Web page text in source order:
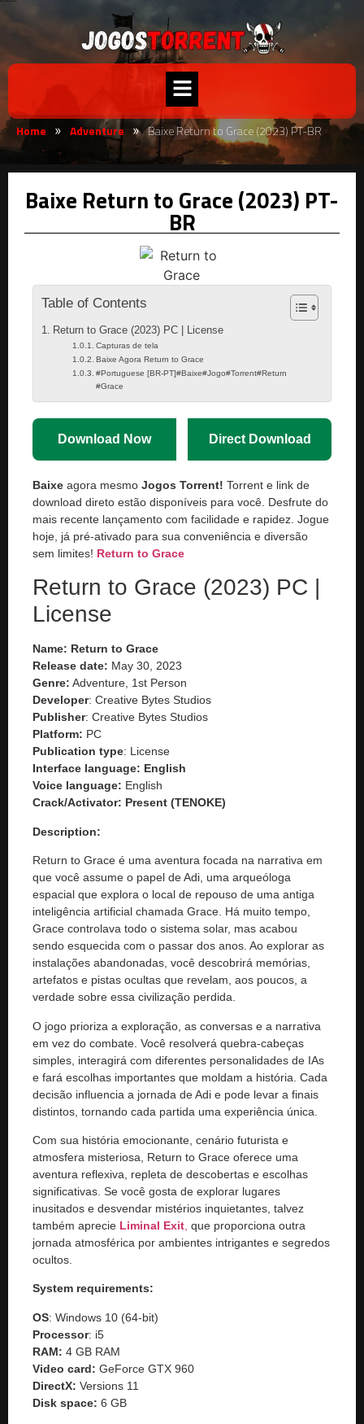
Home » Adventure » Baixe Return to Grace (2023) PT-BR
Baixe Return to Grace (2023) PT-
BR
Table of Contents
Return to Grace (2023) PC | License
Capturas de tela
Baixe Agora Return to Grace
#Portuguese [BR-PT]#Baixe#Jogo#Torrent#Return
#Grace
Download Now Direct Download
Baixe agora mesmo Jogos Torrent! Torrent e link de
download direto estão disponíveis para você. Desfrute do
mais recente lançamento com facilidade e rapidez. Jogue
hoje, já pré-ativado para sua conveniência e diversão
sem limites! Return to Grace
Return to Grace (2023) PC |
License
Name: Return to Grace
Release date: May 30, 2023
Genre: Adventure, 1st Person
Developer: Creative Bytes Studios
Publisher: Creative Bytes Studios
Platform: PC
Publication type: License
Interface language: English
Voice language: English
Crack/Activator: Present (TENOKE)
Description:
Return to Grace é uma aventura focada na narrativa em
que você assume o papel de Adi, uma arqueóloga
espacial que explora o local de repouso de uma antiga
inteligência artificial chamada Grace. Há muito tempo,
Grace controlava todo o sistema solar, mas acabou
sendo esquecida com o passar dos anos. Ao explorar as
instalações abandonadas, você descobrirá memórias,
artefatos e pistas ocultas que revelam, aos poucos, a
verdade sobre essa civilização perdida.
O jogo prioriza a exploração, as conversas e a narrativa
em vez do combate. Você resolverá quebra-cabeças
simples, interagirá com diferentes personalidades de IAs
e fará escolhas importantes que moldam a história. Cada
decisão influencia a jornada de Adi e pode levar a finais
distintos, tornando cada partida uma experiência única.
Com sua história emocionante, cenário futurista e
atmosfera misteriosa, Return to Grace oferece uma
aventura reflexiva, repleta de descobertas e escolhas
significativas. Se você gosta de explorar lugares
inusitados e desvendar mistérios inquietantes, talvez
também aprecie Liminal Exit que proporciona outra
jornada atmosférica por ambientes intrigantes e segredos
ocultos.
System requirements:
OS: Windows 10 (64-bit)
Processor: i5
RAM: 4 GB RAM
Video card: GeForce GTX 960
DirectX: Versions 11
Disk space: 6 GB